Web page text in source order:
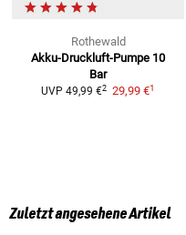
Rothewald
Akku-Druckluft-Pumpe 10
Bar
UVP 49,99 €2 29,99 €1
Zuletzt angesehene Artikel